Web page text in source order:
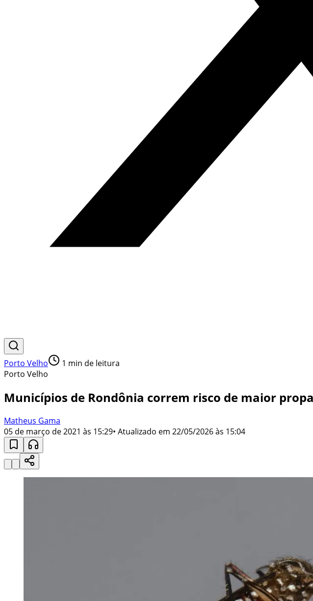
Porto Velho 1 min de leitura
Porto Velho
Municípios de Rondônia correm risco de maior
Matheus Gama
05 de março de 2021 às 15:29• Atualizado em 22/05/2026 às 15:04